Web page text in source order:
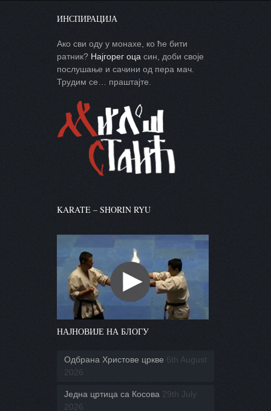
ИНСПИРАЦИЈА
Ако сви оду у монахе, ко ће бити
ратник? Најгорег оца син, доби своје
послушање и сачини од пера мач.
Трудим се… праштајте.
KARATE – SHORIN RYU
НАЈНОВИЈЕ НА БЛОГУ
Одбрана Христове цркве 6th August
2026
Једна цртица са Косова 29th July
2026